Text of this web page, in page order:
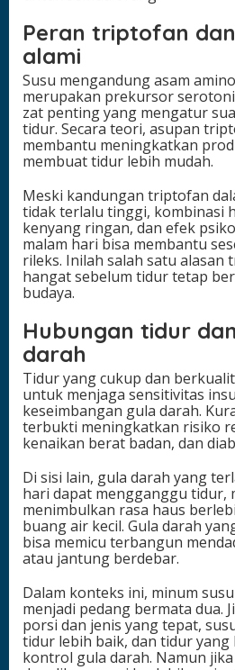
Peran triptofan
alami
Susu mengandung asam
merupakan prekursor
zat penting yang mengatur
tidur. Secara teori, asupan
membantu meningkatkan
membuat tidur lebih mudah.
Meski kandungan triptofan
tidak terlalu tinggi, kombinasi
kenyang ringan, dan efek
malam hari bisa membantu
rileks. Inilah salah satu alasan
hangat sebelum tidur tetap
budaya.
Hubungan tidur
darah
Tidur yang cukup dan
untuk menjaga sensitivitas
keseimbangan gula darah.
terbukti meningkatkan risiko
kenaikan berat badan, dan
Di sisi lain, gula darah yang
hari dapat mengganggu tidur,
menimbulkan rasa haus
buang air kecil. Gula darah
bisa memicu terbangun
atau jantung berdebar.
Dalam konteks ini, minum
menjadi pedang bermata dua.
porsi dan jenis yang tepat,
tidur lebih baik, dan tidur
kontrol gula darah. Namun